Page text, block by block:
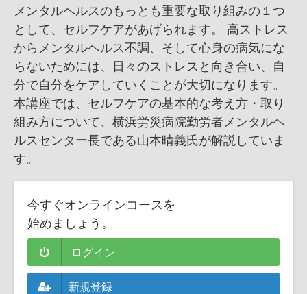
メンタルヘルスのもっとも重要な取り組みの１つ
として、セルフケアがあげられます。
高ストレス
からメンタルヘルス不調、そして心身の病気にな
らないためには、日々のストレスと向き合い、自
分で自分をケアしていくことが大切になります。
本講座では、セルフケアの基本的な考え方・取り
組み方について、横浜労災病院勤労者メンタルヘ
ルスセンター長である山本晴義氏が解説していま
す。
今すぐオンラインコースを
始めましょう。
ログイン
新規登録